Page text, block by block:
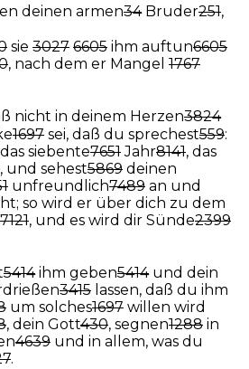
deinen armen34Bruder251,
sie 3027 6605 ihm auftun6605
, nach dem er Mangel 1767
nicht in deinem Herzen3824
1697 sei, daß du sprechest559:
siebente7651Jahr8141, das
, und sehest5869 deinen
unfreundlich7489 an und
so wird er über dich zu dem
7121, und es wird dir Sünde2399
5414ihm geben5414und dein
3415 lassen, daß du ihm
um solches1697 willen wird
, dein Gott430, segnen1288 in
4639 und in allem, was du
.